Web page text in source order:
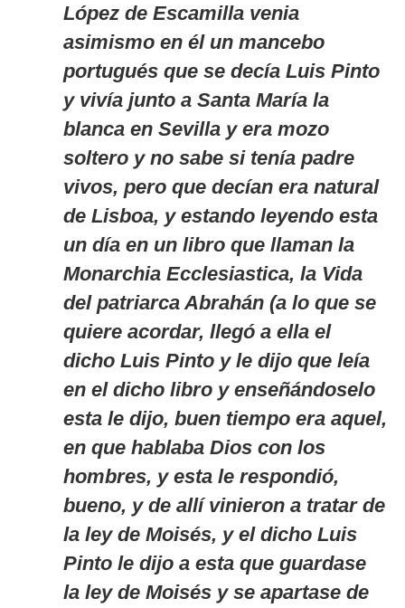
López de Escamilla venia
asimismo en él un mancebo
portugués que se decía Luis Pinto
y vivía junto a Santa María la
blanca en Sevilla y era mozo
soltero y no sabe si tenía padre
vivos, pero que decían era natural
de Lisboa, y estando leyendo esta
un día en un libro que llaman la
Monarchia Ecclesiastica, la Vida
del patriarca Abrahán (a lo que se
quiere acordar, llegó a ella el
dicho Luis Pinto y le dijo que leía
en el dicho libro y enseñándoselo
esta le dijo, buen tiempo era aquel,
en que hablaba Dios con los
hombres, y esta le respondió,
bueno, y de allí vinieron a tratar de
la ley de Moisés, y el dicho Luis
Pinto le dijo a esta que guardase
la ley de Moisés y se apartase de